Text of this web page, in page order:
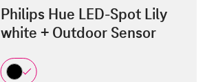
Philips Hue LED-Spot Lily
white + Outdoor Sensor